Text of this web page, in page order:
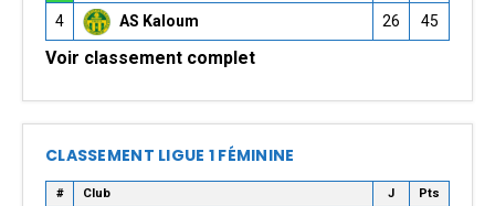
4 AS Kaloum 26 45
Voir classement complet
CLASSEMENT LIGUE 1 FÉMININE
# Club J Pts